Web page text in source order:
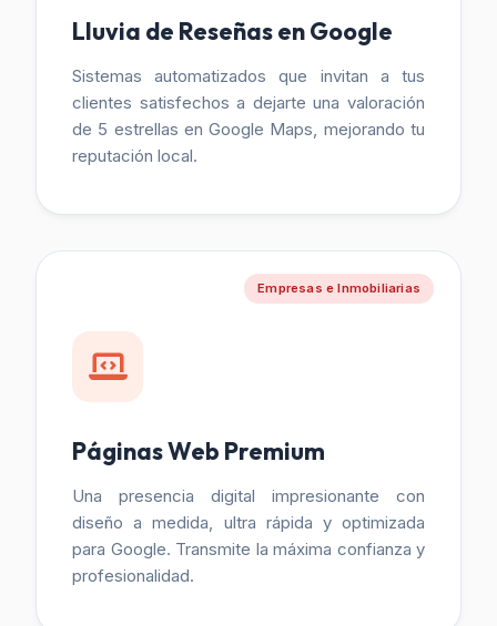
Lluvia de Reseñas en Google
Sistemas automatizados que invitan a tus
clientes satisfechos a dejarte una valoración
de 5 estrellas en Google Maps, mejorando tu
reputación local.
Empresas e Inmobiliarias
Páginas Web Premium
Una presencia digital impresionante con
diseño a medida, ultra rápida y optimizada
para Google. Transmite la máxima confianza y
profesionalidad.